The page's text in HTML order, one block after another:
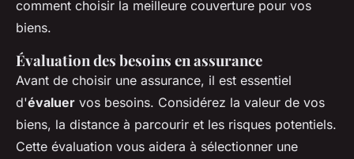
comment choisir la meilleure couverture pour vos
biens.
Évaluation des besoins en assurance
Avant de choisir une assurance, il est essentiel
d'évaluer vos besoins. Considérez la valeur de vos
biens, la distance à parcourir et les risques potentiels.
Cette évaluation vous aidera à sélectionner une